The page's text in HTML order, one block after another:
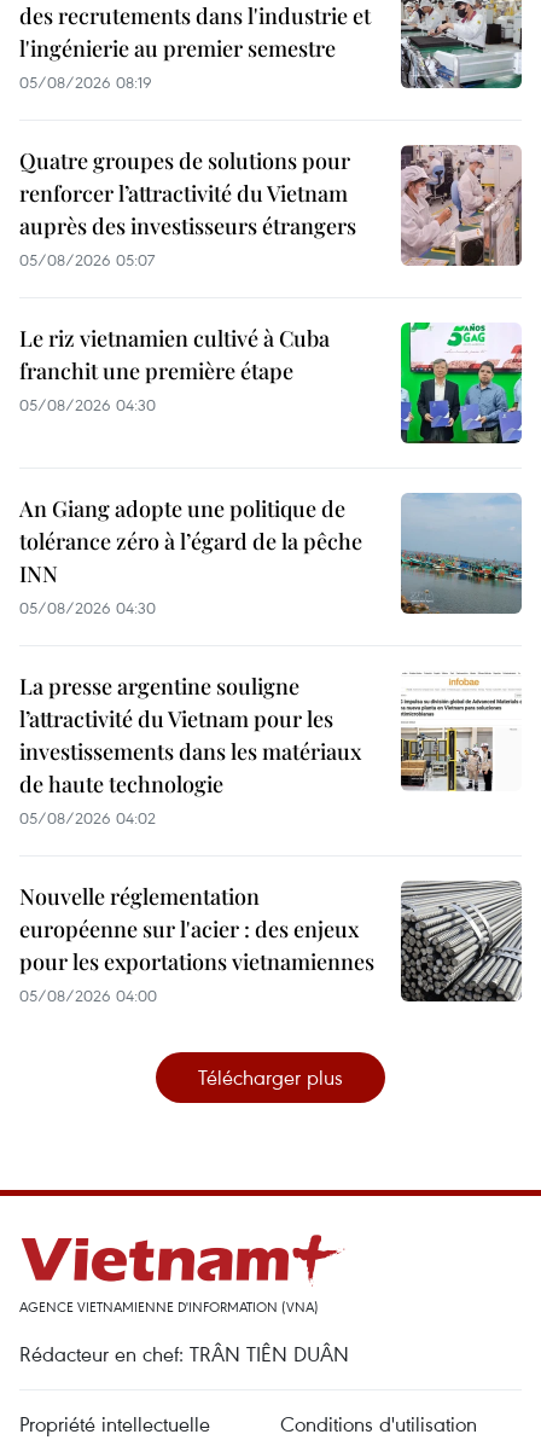
des recrutements dans l'industrie et
l'ingénierie au premier semestre
05/08/2026 08:19
Quatre groupes de solutions pour
renforcer l’attractivité du Vietnam
auprès des investisseurs étrangers
05/08/2026 05:07
Le riz vietnamien cultivé à Cuba
franchit une première étape
05/08/2026 04:30
An Giang adopte une politique de
tolérance zéro à l’égard de la pêche
INN
05/08/2026 04:30
La presse argentine souligne
l’attractivité du Vietnam pour les
investissements dans les matériaux
de haute technologie
05/08/2026 04:02
Nouvelle réglementation
européenne sur l'acier : des enjeux
pour les exportations vietnamiennes
05/08/2026 04:00
Télécharger plus
AGENCE VIETNAMIENNE D'INFORMATION (VNA)
Rédacteur en chef: TRÂN TIÊN DUÂN
Propriété intellectuelle Conditions d'utilisation